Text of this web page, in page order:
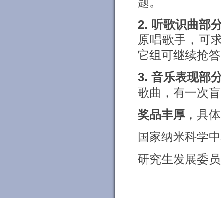
2. 听歌识曲部
原唱歌手，可
它组可继续抢
3. 音乐表现部
歌曲，有一次
奖品丰厚 ，具
国家纳米科学
研究生发展委